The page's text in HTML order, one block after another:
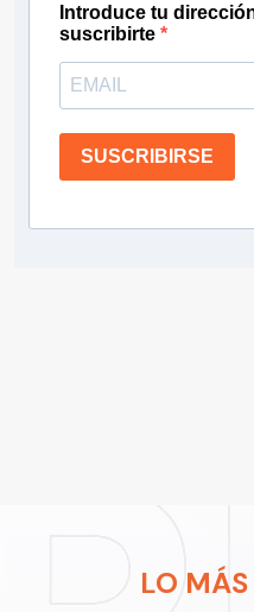
Introduce tu
suscribirte
SUSCRIBIRSE
LO